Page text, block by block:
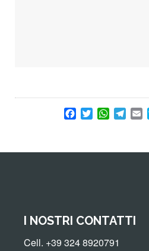
Facebook
Twitter
I NOSTRI CONTATTI
Cell. +39 324 8920791